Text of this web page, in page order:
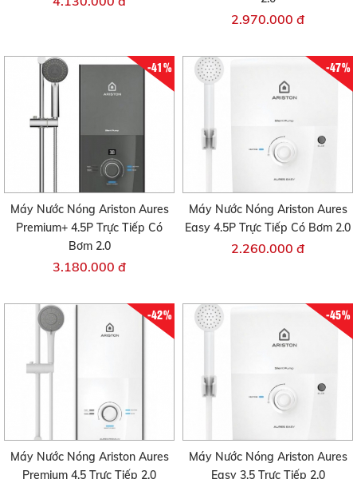
2.970.000 đ
-41%
Máy Nước Nóng Ariston Aures
Premium+ 4.5P Trực Tiếp Có
Bơm 2.0
3.180.000 đ
-47%
Máy Nước Nóng Ariston Aures
Easy 4.5P Trực Tiếp Có Bơm 2.0
2.260.000 đ
-42%
Máy Nước Nóng Ariston Aures
Premium 4.5 Trực Tiếp 2.0
-45%
Máy Nước Nóng Ariston Aures
Easy 3.5 Trực Tiếp 2.0